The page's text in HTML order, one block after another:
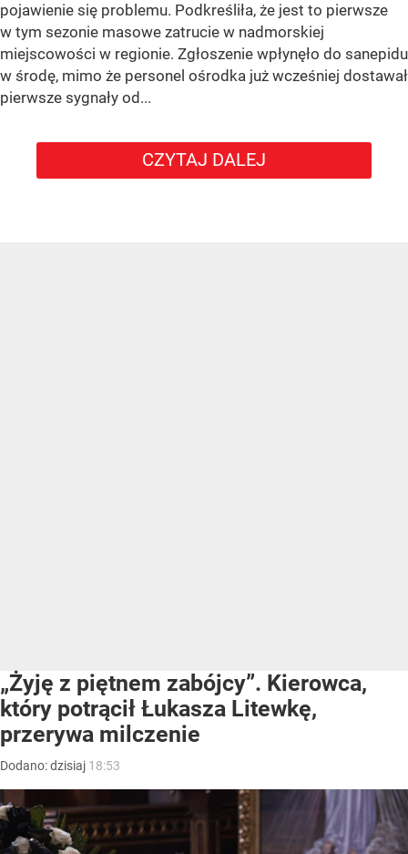
pojawienie się problemu. Podkreśliła, że jest to pierwsze
w tym sezonie masowe zatrucie w nadmorskiej
miejscowości w regionie. Zgłoszenie wpłynęło do sanepidu
w środę, mimo że personel ośrodka już wcześniej dostawał
pierwsze sygnały od...
CZYTAJ DALEJ
„Żyję z piętnem zabójcy”. Kierowca,
który potrącił Łukasza Litewkę,
przerywa milczenie
Dodano:dzisiaj 18:53